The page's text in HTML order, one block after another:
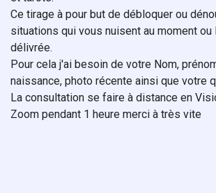
Ce tirage à pour but de débloquer ou
situations qui vous nuisent au moment ou
délivrée.
Pour cela j'ai besoin de votre Nom,
naissance, photo récente ainsi que votre
La consultation se faire à distance en
Zoom pendant 1 heure merci à très vite